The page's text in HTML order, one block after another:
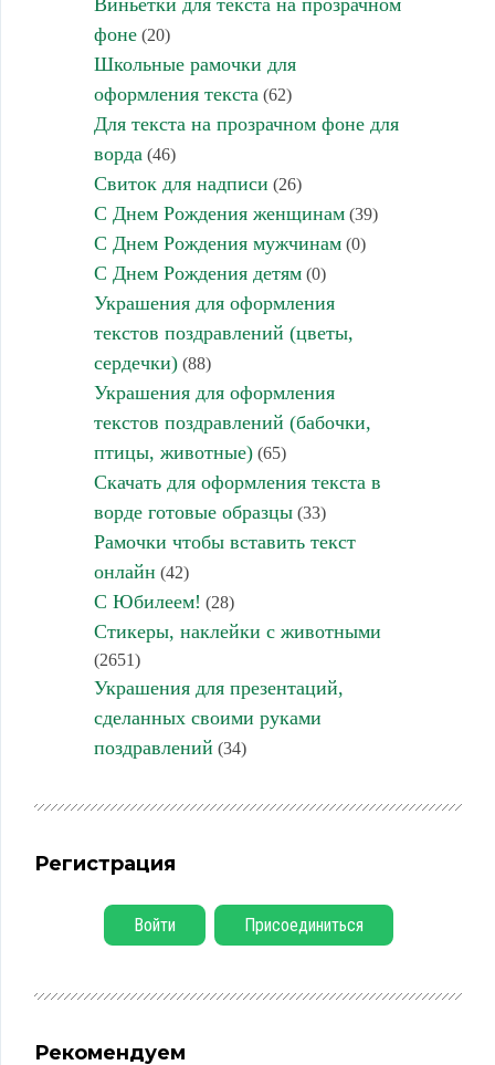
Виньетки для текста на прозрачном
фоне(20)
Школьные рамочки для
оформления текста (62)
Для текста на прозрачном фоне для
ворда (46)
Свиток для надписи (26)
С Днем Рождения женщинам(39)
С Днем Рождения мужчинам(0)
С Днем Рождения детям(0)
Украшения для оформления
текстов поздравлений (цветы,
сердечки)(88)
Украшения для оформления
текстов поздравлений (бабочки,
птицы, животные)(65)
Скачать для оформления текста в
ворде готовые образцы(33)
Рамочки чтобы вставить текст
онлайн (42)
С Юбилеем! (28)
Стикеры, наклейки с животными
(2651)
Украшения для презентаций,
сделанных своими руками
поздравлений (34)
Регистрация
Войти Присоединиться
Рекомендуем